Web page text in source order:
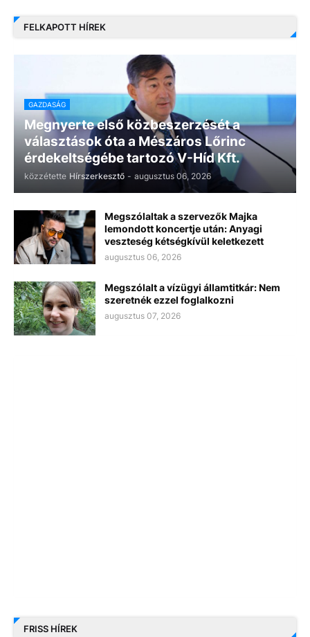
FELKAPOTT HÍREK
GAZDASÁG
Megnyerte első közbeszerzését a
választások óta a Mészáros Lőrinc
érdekeltségébe tartozó V-Híd Kft.
közzétette Hírszerkesztő - augusztus 06, 2026
Megszólaltak a szervezők Majka
lemondott koncertje után: Anyagi
veszteség kétségkívül keletkezett
augusztus 06, 2026
Megszólalt a vízügyi államtitkár: Nem
szeretnék ezzel foglalkozni
augusztus 07, 2026
FRISS HÍREK